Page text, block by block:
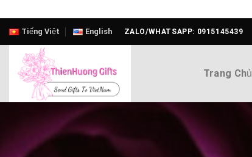
Skip
content
Tiếng Việt English ZALO/WHATSAPP: 0915145439
Trang Chủ